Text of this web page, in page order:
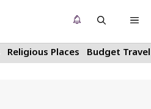
Religious Places Budget Travel